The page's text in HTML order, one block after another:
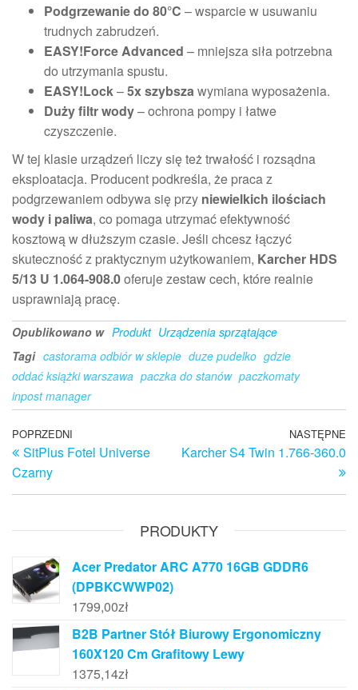
Podgrzewanie do 80°C – wsparcie w usuwaniu
trudnych zabrudzeń.
EASY!Force Advanced – mniejsza siła potrzebna
do utrzymania spustu.
EASY!Lock–5x szybszawymiana wyposażenia.
Duży filtr wody– ochrona pompy i łatwe
czyszczenie.
W tej klasie urządzeń liczy się też trwałość i rozsądna
eksploatacja. Producent podkreśla, że praca z
podgrzewaniem odbywa się przy niewielkich ilościach
wody i paliwa, co pomaga utrzymać efektywność
kosztową w dłuższym czasie. Jeśli chcesz łączyć
skuteczność z praktycznym użytkowaniem, Karcher HDS
5/13 U 1.064-908.0oferuje zestaw cech, które realnie
usprawniają pracę.
Opublikowano w Produkt Urządzenia sprzątające
Tagi castorama odbiór w sklepie duze pudelko gdzie
oddać książki warszawa paczka do stanów paczkomaty
inpost manager
Nawigacja
wpisu
Poprzedni
wpis
POPRZEDNI
SitPlus Fotel Universe
Czarny
NASTĘPNE
Karcher S4 Twin 1.766-360.0
PRODUKTY
Acer Predator ARC A770 16GB GDDR6
(DPBKCWWP02)
1799,00zł
B2B Partner Stół Biurowy Ergonomiczny
160X120 Cm Grafitowy Lewy
1375,14zł